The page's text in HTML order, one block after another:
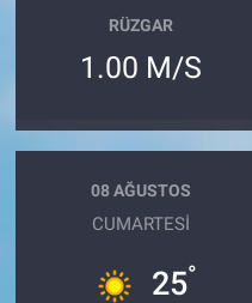
RÜZGAR
1.00 M/S
08 AĞUSTOS
CUMARTESI
25°